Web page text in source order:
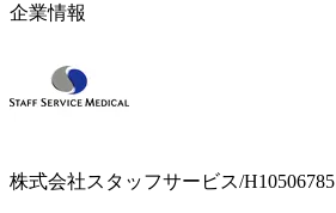
企業情報
株式会社スタッフサービス/H10506785